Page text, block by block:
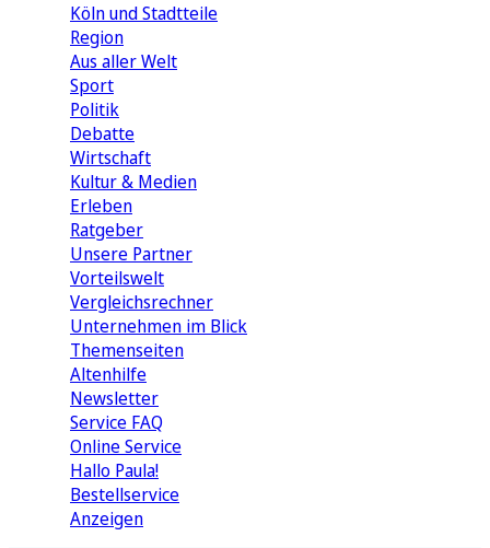
Köln und Stadtteile
Region
Aus aller Welt
Sport
Politik
Debatte
Wirtschaft
Kultur & Medien
Erleben
Ratgeber
Unsere Partner
Vorteilswelt
Vergleichsrechner
Unternehmen im Blick
Themenseiten
Altenhilfe
Newsletter
Service FAQ
Online Service
Hallo Paula!
Bestellservice
Anzeigen